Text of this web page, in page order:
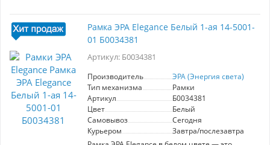
и гармонично вписывается в различные стили
оформления. Устойчивость к механическим
повреждениям и простота в уходе делают ее
практичным выбором для повседневного
помощью рамки ЭРА Elegance, которая добавит
пространство.
Рамка ЭРА Elegance Белый 1-ая 14-5001-
01 Б0034381
Артикул: Б0034381
Производитель
ЭРА (Энергия света)
Тип механизма
Рамки
Артикул
Б0034381
Цвет
Белый
Самовывоз
Сегодня
Курьером
Завтра/послезавтра